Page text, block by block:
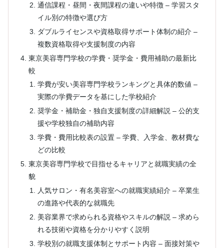
通信課程・昼間・夜間課程の違いや特徴 – 学習スタ
イル別の特徴や選び方
ダブルライセンスや資格取得サポート体制の紹介 –
複数資格取得や支援制度の内容
東京美容専門学校の学費・奨学金・費用補助の最新比
較
学費が安い美容専門学校ランキングと具体的数値 –
実際の学費データを基にした学校紹介
奨学金・補助金・独自支援制度の詳細解説 – 公的支
援や学校独自の補助内容
学費・費用比較表の設置 – 学費、入学金、教材費な
どの比較
東京美容専門学校で目指せるキャリアと就職実績の全
貌
人気サロン・有名美容室への就職実績紹介 – 卒業生
の進路や代表的な就職先
美容業界で求められる資格やスキルの解説 – 求めら
れる技術や資格を分かりやすく説明
学校別の就職支援体制とサポート内容 – 面接対策や